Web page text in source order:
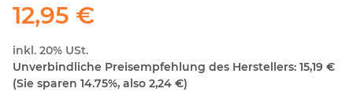
12,95 €
inkl. 20% USt.
Unverbindliche Preisempfehlung des Herstellers: 15,19 €
(Sie sparen 14.75%, also 2,24 €)